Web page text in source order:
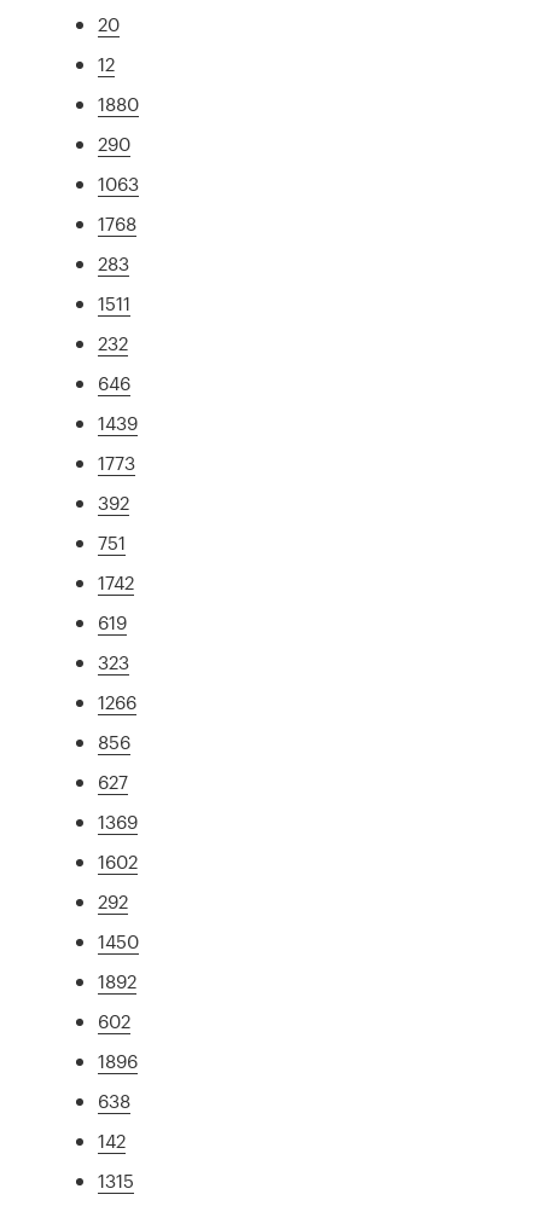
20
12
1880
290
1063
1768
283
1511
232
646
1439
1773
392
751
1742
619
323
1266
856
627
1369
1602
292
1450
1892
602
1896
638
142
1315